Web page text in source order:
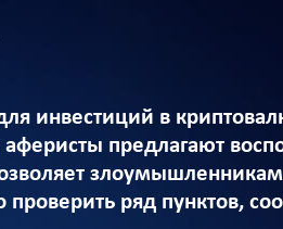
инвестиций в
предлагают
ряд пунктов,